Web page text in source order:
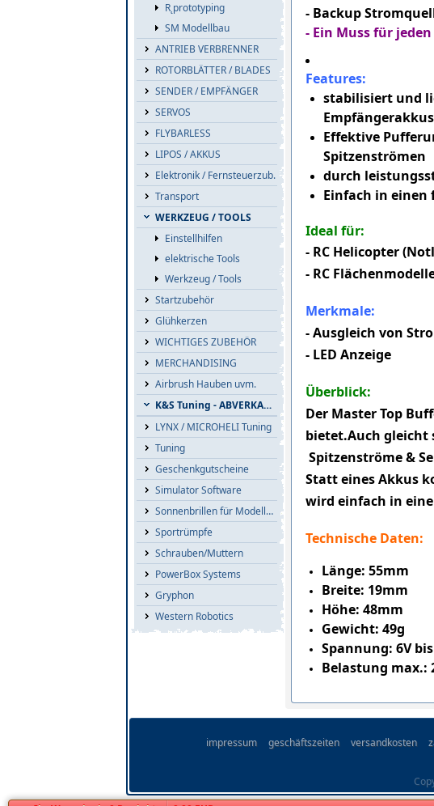
R˛prototyping
SM Modellbau
ANTRIEB VERBRENNER
ROTORBLÄTTER / BLADES
SENDER / EMPFÄNGER
SERVOS
FLYBARLESS
LIPOS / AKKUS
Elektronik / Fernsteuerzub.
Transport
WERKZEUG / TOOLS
Einstellhilfen
elektrische Tools
Werkzeug / Tools
Startzubehör
Glühkerzen
WICHTIGES ZUBEHÖR
MERCHANDISING
Airbrush Hauben uvm.
K&S Tuning - ABVERKAUF
LYNX / MICROHELI Tuning
Tuning
Geschenkgutscheine
Simulator Software
Sonnenbrillen für Modellflieger
Sportrümpfe
Schrauben/Muttern
PowerBox Systems
Gryphon
Western Robotics
- Backup
- Ein Muss für
Features:
stabilisiert und
Empfängerakkus
Effektive
Spitzenströmen
durch
Einfach in einen
Ideal für:
- RC Helicopter
- RC
Merkmale:
-Ausgleich von
- LED Anzeige
Überblick:
Der Master Top
bietet.Auch gleicht
Spitzenströme &
Statt eines Akkus
wird einfach in
Technische Daten:
Länge: 55mm
Breite: 19mm
Höhe: 48mm
Gewicht: 49g
Spannung: 6V
Belastung max.:
impressum geschäftszeiten versandkosten